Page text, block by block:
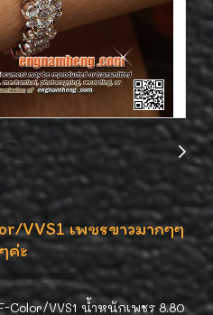
VVS1 เพชรขาวมากๆๆ
ค่ะ
Color/VVS1 น้ำหนักเพชร 8.80